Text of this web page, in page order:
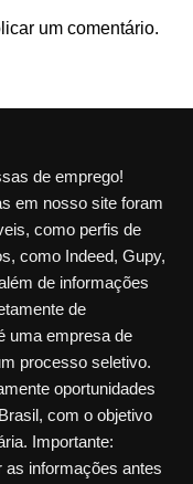
um comentário.
de emprego!
em nosso site foram
como perfis de
como Indeed, Gupy,
de informações
de
uma empresa de
processo seletivo.
oportunidades
com o objetivo
Importante:
informações antes